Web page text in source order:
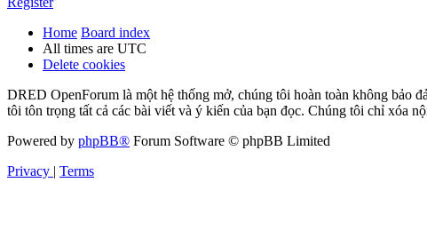
Home Board index
All times are UTC
Delete cookies
DRED OpenForum là một hệ thống mở, chúng tôi hoàn toàn không bảo
tôi tôn trọng tất cả các bài viết và ý kiến của bạn đọc. Chúng tôi chỉ xóa
Powered by phpBB® Forum Software © phpBB Limited
Privacy | Terms